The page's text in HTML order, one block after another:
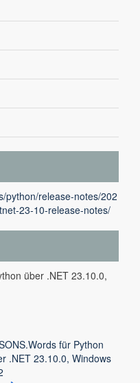
python/release-notes/202
23-10-release-notes/
über .NET 23.10.0,
für Python
.NET 23.10.0, Windows